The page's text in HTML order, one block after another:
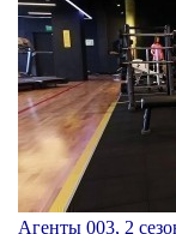
Агенты 003, 2